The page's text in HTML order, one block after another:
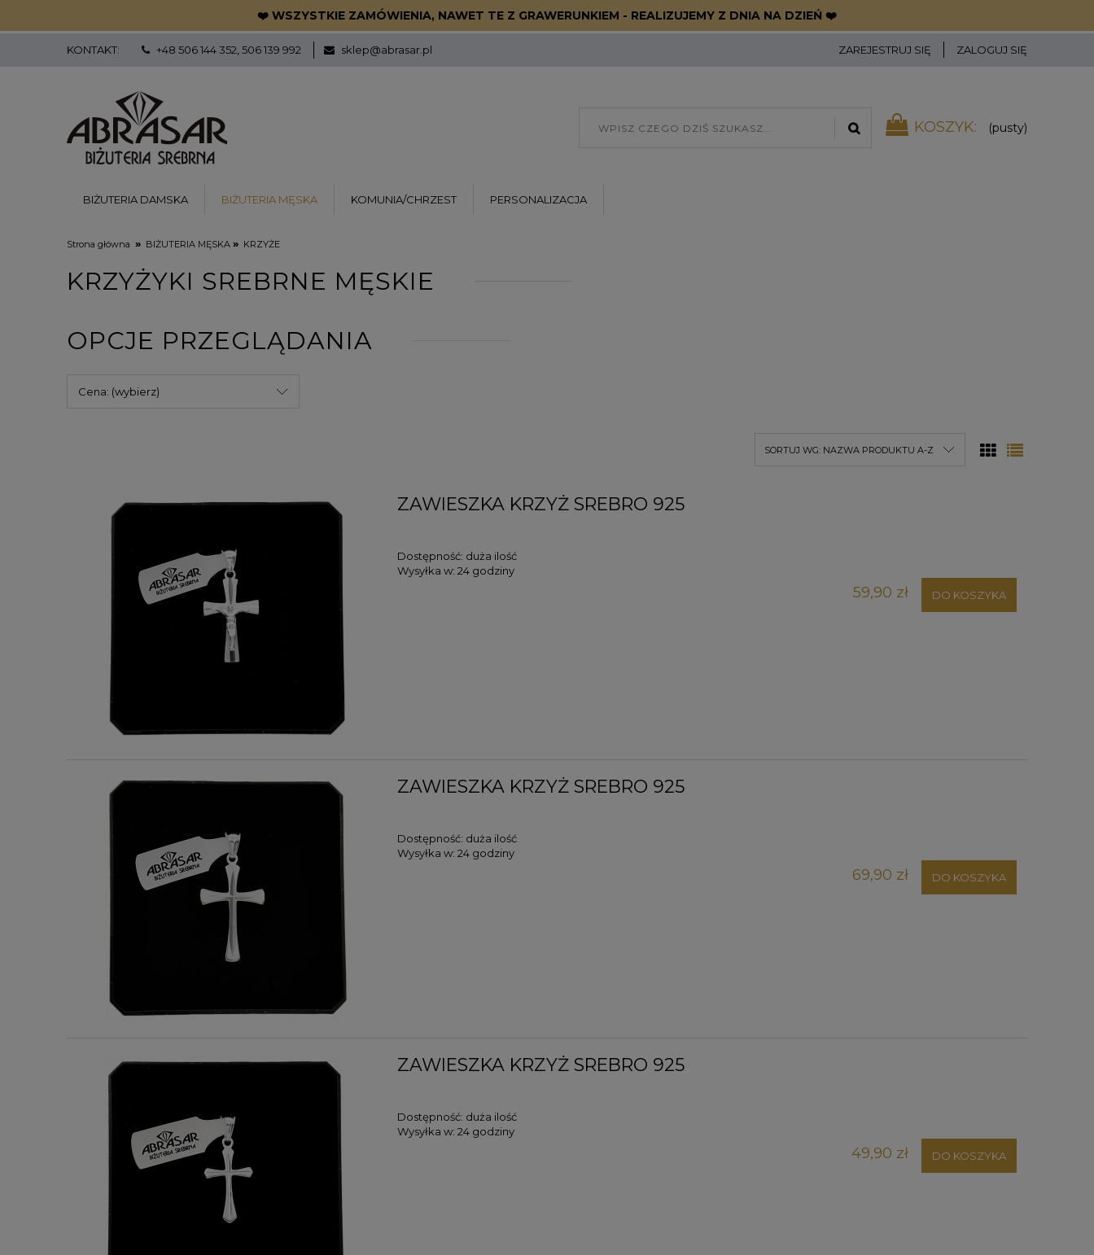
❤️ WSZYSTKIE ZAMÓWIENIA, NAWET TE Z GRAWERUNKIEM - REALIZUJEMY Z DNIA NA DZIEŃ ❤️
ZAREJESTRUJ SIĘ ZALOGUJ SIĘ
KONTAKT: +48 506 144 352 506 139 992 sklep@abrasar.pl
KOSZYK: (pusty)
BIŻUTERIA DAMSKA BIŻUTERIA MĘSKA KOMUNIA/CHRZEST PERSONALIZACJA
Strona główna » BIŻUTERIA MĘSKA » KRZYŻE
KRZYŻYKI SREBRNE MĘSKIE
OPCJE PRZEGLĄDANIA
Cena: (wybierz)
SORTUJ WG: NAZWA PRODUKTU A-Z
ZAWIESZKA KRZYŻ SREBRO 925
Dostępność: duża ilość
Wysyłka w: 24 godziny
59,90 zł DO KOSZYKA
ZAWIESZKA KRZYŻ SREBRO 925
Dostępność: duża ilość
Wysyłka w: 24 godziny
69,90 zł DO KOSZYKA
ZAWIESZKA KRZYŻ SREBRO 925
Dostępność: duża ilość
Wysyłka w: 24 godziny
49,90 zł DO KOSZYKA